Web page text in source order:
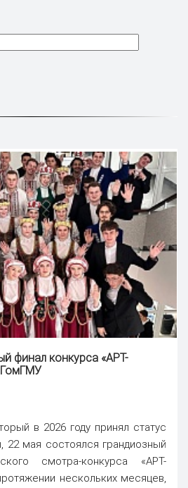
финал конкурса «АРТ-
ГомГМУ
в 2026 году принял статус
22 мая состоялся грандиозный
смотра-конкурса «АРТ-
нескольких месяцев,